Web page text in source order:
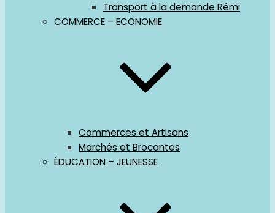
Transport à la demande Rémi
COMMERCE – ECONOMIE
Commerces et Artisans
Marchés et Brocantes
ÉDUCATION – JEUNESSE